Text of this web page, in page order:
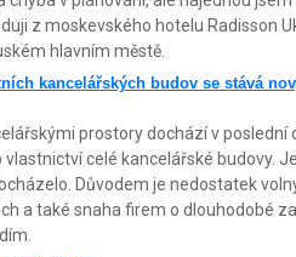
z moskevského hotelu Radisson
hlavním městě.
kancelářských budov se stává
prostory dochází v
vlastnictví celé kancelářské budovy.
Důvodem je nedostatek
a také snaha firem o dlouhodobé